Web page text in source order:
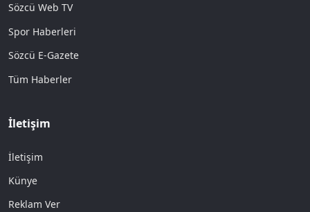
Sözcü Web TV
Spor Haberleri
Sözcü E-Gazete
Tüm Haberler
İletişim
İletişim
Künye
Reklam Ver